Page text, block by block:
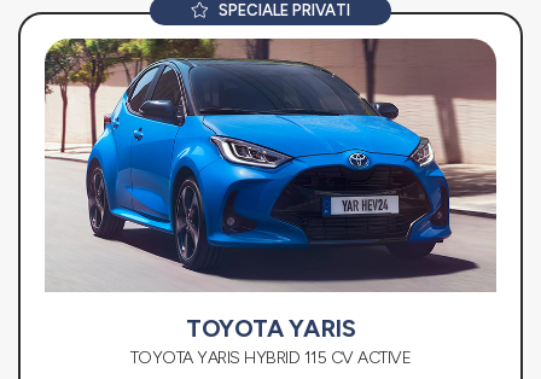
SPECIALE PRIVATI
TOYOTA YARIS
TOYOTA YARIS HYBRID 115 CV ACTIVE